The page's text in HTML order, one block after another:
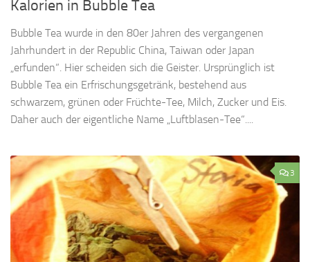
Kalorien in Bubble Tea
Bubble Tea wurde in den 80er Jahren des vergangenen
Jahrhundert in der Republic China, Taiwan oder Japan
„erfunden“. Hier scheiden sich die Geister. Ursprünglich ist
Bubble Tea ein Erfrischungsgetränk, bestehend aus
schwarzem, grünen oder Früchte-Tee, Milch, Zucker und Eis.
Daher auch der eigentliche Name „Luftblasen-Tee“....
3